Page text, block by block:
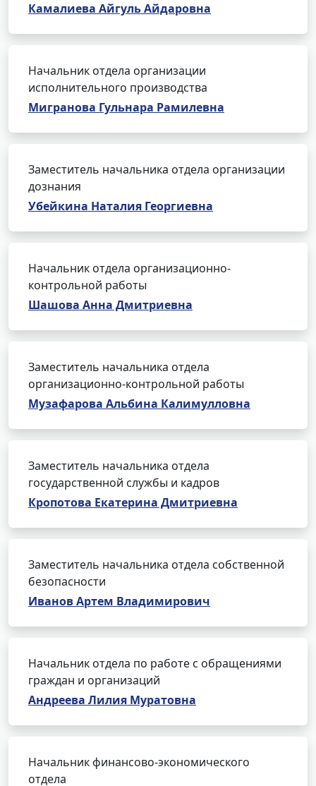
Камалиева Айгуль Айдаровна
Начальник отдела организации
исполнительного производства
Мигранова Гульнара Рамилевна
Заместитель начальника отдела организации
дознания
Убейкина Наталия Георгиевна
Начальник отдела организационно-
контрольной работы
Шашова Анна Дмитриевна
Заместитель начальника отдела
организационно-контрольной работы
Музафарова Альбина Калимулловна
Заместитель начальника отдела
государственной службы и кадров
Кропотова Екатерина Дмитриевна
Заместитель начальника отдела собственной
безопасности
Иванов Артем Владимирович
Начальник отдела по работе с обращениями
граждан и организаций
Андреева Лилия Муратовна
Начальник финансово-экономического
отдела